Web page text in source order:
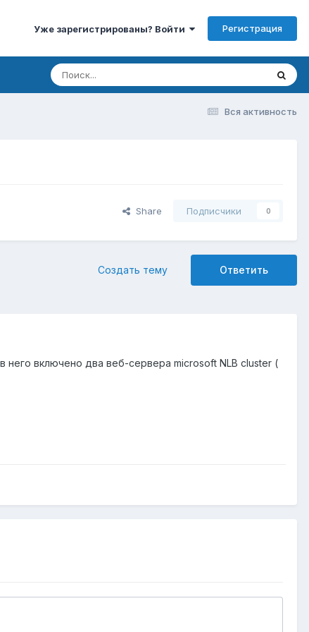
Уже зарегистрированы? Войти Регистрация
Вся активность
Share Подписчики 0
Ответить
Создать тему
него включено два веб-сервера microsoft NLB cluster (